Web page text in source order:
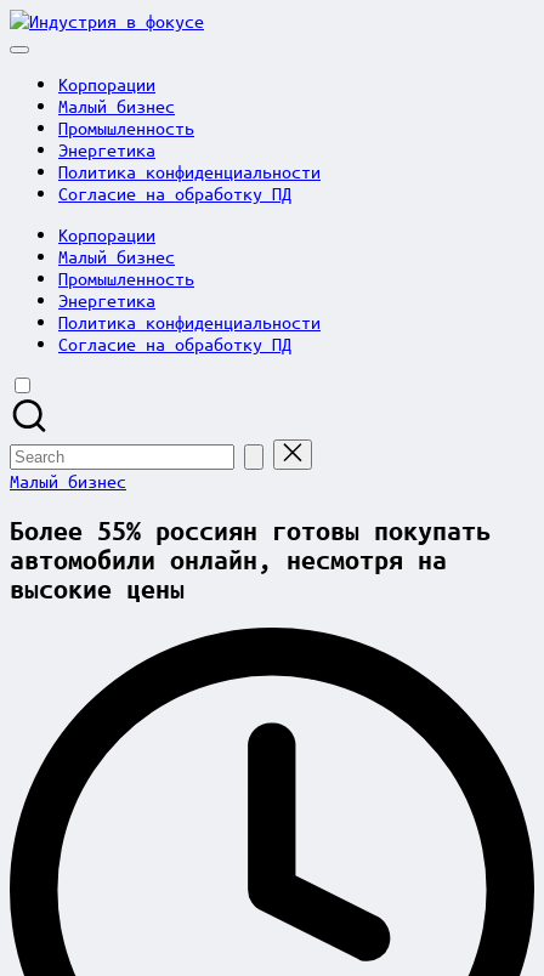
Skip
to
Индустрия
Корпорации
Малый бизнес
Промышленность
Энергетика
Политика конфиденциальности
Согласие на обработку ПД
Корпорации
Малый бизнес
Промышленность
Энергетика
Политика конфиденциальности
Согласие на обработку ПД
Search
for:
Posted
Малый бизнес
Более 55% россиян готовы покупать
автомобили онлайн, несмотря на
высокие цены